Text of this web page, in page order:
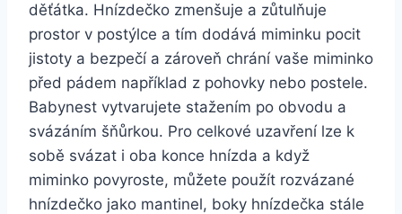
děťátka. Hnízdečko zmenšuje a zůtulňuje
prostor v postýlce a tím dodává miminku pocit
jistoty a bezpečí a zároveň chrání vaše miminko
před pádem například z pohovky nebo postele.
Babynest vytvarujete stažením po obvodu a
svázáním šňůrkou. Pro celkové uzavření lze k
sobě svázat i oba konce hnízda a když
miminko povyroste, můžete použít rozvázané
hnízdečko jako mantinel, boky hnízdečka stále